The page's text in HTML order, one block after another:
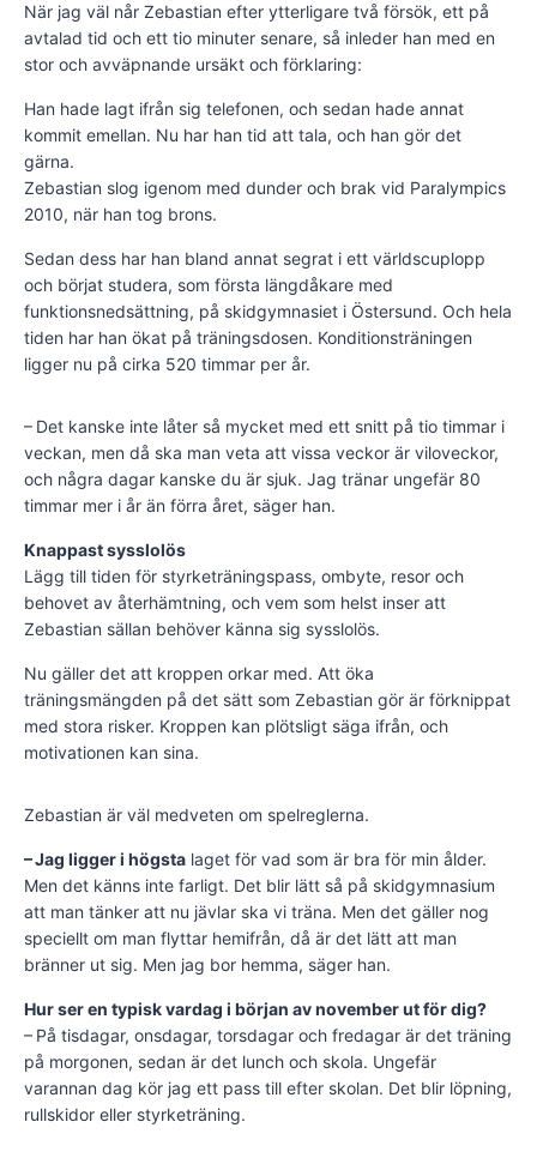
När jag väl når Zebastian efter ytterligare två försök, ett på
avtalad tid och ett tio minuter senare, så inleder han med en
stor och avväpnande ursäkt och förklaring:
Han hade lagt ifrån sig telefonen, och sedan hade annat
kommit emellan. Nu har han tid att tala, och han gör det
gärna.
Zebastian slog igenom med dunder och brak vid Paralympics
2010, när han tog brons.
Sedan dess har han bland annat segrat i ett världscuplopp
och börjat studera, som första längdåkare med
funktionsnedsättning, på skidgymnasiet i Öster­sund. Och hela
tiden har han ökat på träningsdosen. Konditionsträningen
ligger nu på cirka 520 timmar per år.
– Det kanske inte låter så mycket med ett snitt på tio timmar i
veckan, men då ska man veta att vissa veckor är vilovec­kor,
och några dagar kanske du är sjuk. Jag tränar ungefär 80
timmar mer i år än förra året, säger han.
Knappast sysslolös
Lägg till tiden för styrketräningspass, ombyte, resor och
behovet av återhämtning, och vem som helst inser att
Zebastian sällan behöver känna sig sysslolös.
Nu gäller det att kroppen orkar med. Att öka
träningsmängden på det sätt som Zebastian gör är förknippat
med stora risker. Kroppen kan plötsligt säga ifrån, och
motivationen kan sina.
Zebastian är väl medveten om spelreglerna.
– Jag ligger i högsta laget för vad som är bra för min ålder.
Men det känns inte farligt. Det blir lätt så på skidgymnasium
att man tänker att nu jävlar ska vi träna. Men det gäller nog
speciellt om man flyttar hem­ifrån, då är det lätt att man
bränner ut sig. Men jag bor hemma, säger han.
Hur ser en typisk vardag i början av november ut för dig?
– På tisdagar, onsdagar, torsdagar och fredagar är det träning
på morgonen, sedan är det lunch och skola. Ungefär
varannan dag kör jag ett pass till efter skolan. Det blir löpning,
rullskidor eller styrketräning.